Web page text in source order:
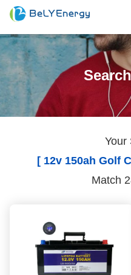
Your
[ 12v 150ah Golf
Match